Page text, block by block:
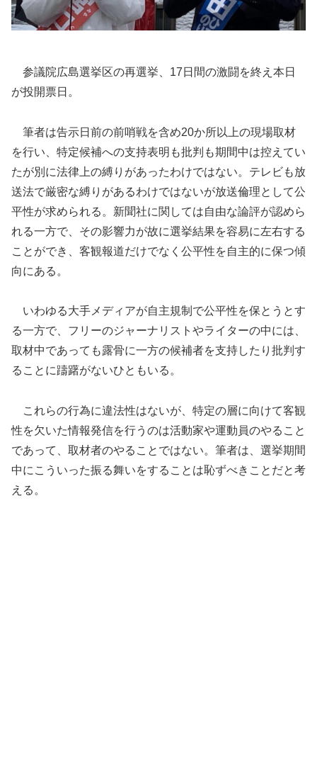
参議院広島選挙区の再選挙、17日間の激闘を終え本日
が投開票日。
筆者は告示日前の前哨戦を含め20か所以上の現場取材
を行い、特定候補への支持表明も批判も期間中は控えてい
たが別に法律上の縛りがあったわけではない。テレビも放
送法で厳密な縛りがあるわけではないが放送倫理として公
平性が求められる。新聞社に関しては自由な論評が認めら
れる一方で、その影響力が故に選挙結果を容易に左右する
ことができ、客観報道だけでなく公平性を自主的に保つ傾
向にある。
いわゆる大手メディアが自主規制で公平性を保とうとす
る一方で、フリーのジャーナリストやライターの中には、
取材中であっても露骨に一方の候補者を支持したり批判す
ることに躊躇がないひともいる。
これらの行為に違法性はないが、特定の層に向けて客観
性を欠いた情報発信を行うのは活動家や運動員のやること
であって、取材者のやることではない。筆者は、選挙期間
中にこういった振る舞いをすることは恥ずべきことだと考
える。